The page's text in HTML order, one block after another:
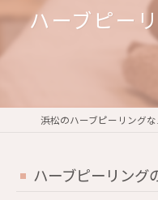
ハーブピー
浜松
ハーブピーリング